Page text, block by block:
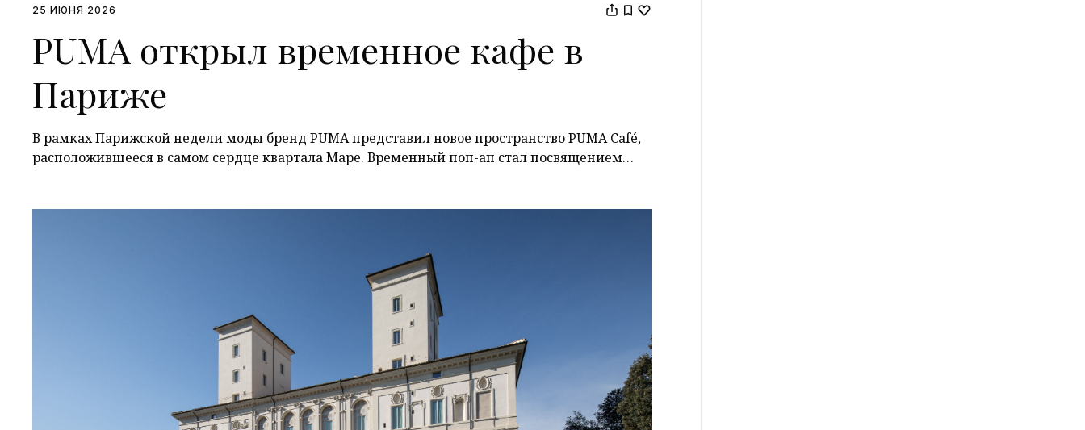
25 ИЮНЯ 2026
PUMA открыл временное кафе в
Париже
В рамках Парижской недели моды бренд PUMA представил новое пространство PUMA Café,
расположившееся в самом сердце квартала Маре. Временный поп-ап стал посвящением…